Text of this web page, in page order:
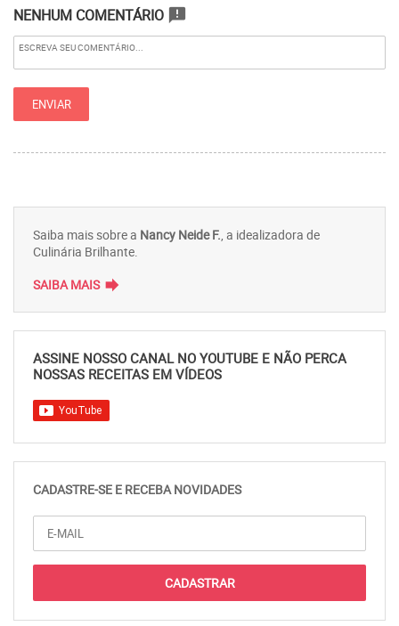
NENHUM COMENTÁRIO announcement
Saiba mais sobre a Nancy Neide F., a idealizadora de
Culinária Brilhante.
SAIBA MAIS forward
ASSINE NOSSO CANAL NO YOUTUBE E NÃO PERCA
NOSSAS RECEITAS EM VÍDEOS
CADASTRE-SE E RECEBA NOVIDADES